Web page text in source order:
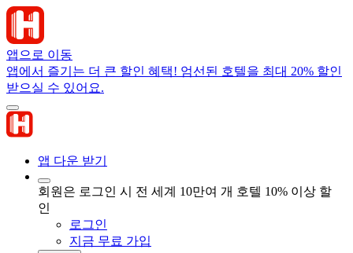
앱으로 이동
앱에서 즐기는 더 큰 할인 혜택! 엄선된 호텔을 최대 20% 할인
받으실 수 있어요.
앱 다운 받기
회원은 로그인 시 전 세계 10만여 개 호텔 10% 이상 할
인
로그인
지금 무료 가입